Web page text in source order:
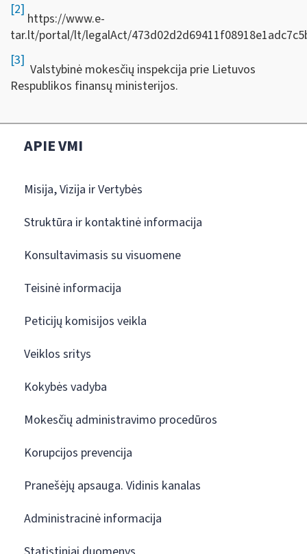
[2]
https://www.e-
tar.lt/portal/lt/legalAct/
[3]
Valstybinė mokesčių inspekcija prie Lietuvos
Respublikos finansų ministerijos.
APIE VMI
Misija, Vizija ir Vertybės
Struktūra ir kontaktinė informacija
Konsultavimasis su visuomene
Teisinė informacija
Peticijų komisijos veikla
Veiklos sritys
Kokybės vadyba
Mokesčių administravimo procedūros
Korupcijos prevencija
Pranešėjų apsauga. Vidinis kanalas
Administracinė informacija